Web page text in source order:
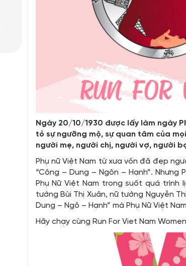
Ngày 20/10/1930 được lấy làm ngày
tỏ sự ngưỡng mộ, sự quan tâm của
người mẹ, người chị, người vợ, người
Phụ nữ Việt Nam từ xưa vốn đã đẹp
“Công – Dung – Ngôn – Hạnh”.
Phụ Nữ Việt Nam trong suốt quá trình
tướng Bùi Thị Xuân, nữ tướng Nguyễn
Dung – Ngô – Hạnh” mà Phụ Nữ Việt
Hãy chạy cùng Run For Viet Nam